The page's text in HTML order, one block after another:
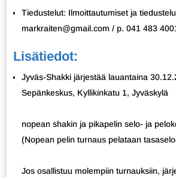
Tiedustelut: Ilmoittautumiset ja
markraiten@gmail.com / p. 041 483
Lisätiedot:
Jyväs-Shakki järjestää lauantaina
Sepänkeskus, Kyllikinkatu 1, Jyväskylä
nopean shakin ja pikapelin selo- ja
(Nopean pelin turnaus pelataan
Jos osallistuu molempiin turnauksiin,